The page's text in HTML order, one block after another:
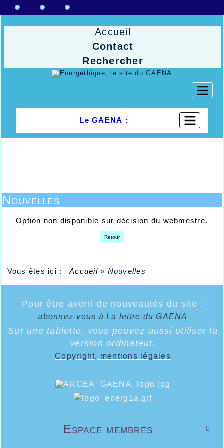
Accueil
Contact
Rechercher
Le GAENA :
Nouvelles
Option non disponible sur décision du webmestre.
Retour
Vous êtes ici : Accueil » Nouvelles
Pour être averti de nouveautés du site :
abonnez-vous à La lettre du GAENA
Sur une tablette, vous pouvez aussi utiliser la
version ordinateur.
Copyright, mentions légales

Espace membres